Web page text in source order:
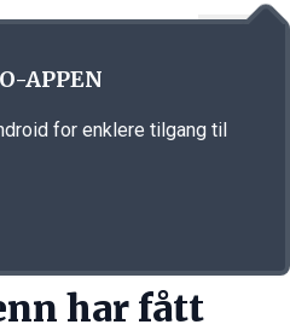
har fått
APPEN
for enklere tilgang til